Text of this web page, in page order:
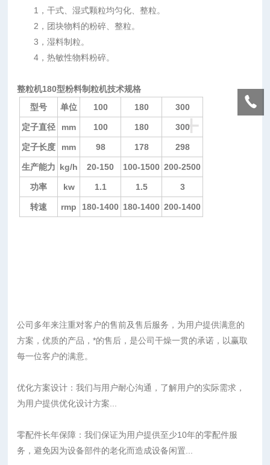
1，干式、湿式颗粒均匀化、整粒。
2，团块物料的粉碎、整粒。
3，湿料制粒。
4，热敏性物料粉碎。
整粒机180型粉料制粒机技术规格
+
型号 单位 100 180 300
定子直径 mm 100 180 300
定子长度 mm 98 178 298
生产能力 kg/h 20-150 100-1500 200-2500
功率 kw 1.1 1.5 3
转速 rmp 180-1400 180-1400 200-1400
公司多年来注重对客户的售前及售后服务，为用户提供满意的
方案，优质的产品，*的售后，是公司干燥一贯的承诺，以赢取
每一位客户的满意。
优化方案设计：我们与用户耐心沟通，了解用户的实际需求，
为用户提供优化设计方案...
零配件长年保障：我们保证为用户提供至少10年的零配件服
务，避免因为设备部件的老化而造成设备闲置...